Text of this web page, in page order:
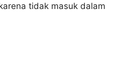
tidak masuk dalam